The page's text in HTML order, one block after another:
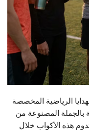
الرياضية المخصصة
بالجملة المصنوعة من
هذه الأكواب خلال